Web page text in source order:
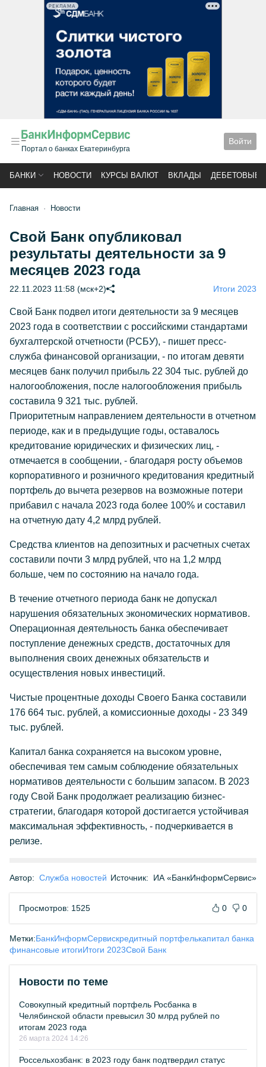
РЕКЛАМА
Портал о банках Екатеринбурга
Войти
БАНКИ НОВОСТИ КУРСЫ ВАЛЮТ ВКЛАДЫ ДЕБЕТОВЫЕ
Главная Новости
Свой Банк опубликовал
результаты деятельности за 9
месяцев 2023 года
22.11.2023 11:58 (мск+2) Итоги 2023
Свой Банк подвел итоги деятельности за 9 месяцев
2023 года в соответствии с российскими стандартами
бухгалтерской отчетности (РСБУ), - пишет пресс-
служба финансовой организации, - по итогам девяти
месяцев банк получил прибыль 22 304 тыс. рублей до
налогообложения, после налогообложения прибыль
составила 9 321 тыс. рублей.
Приоритетным направлением деятельности в отчетном
периоде, как и в предыдущие годы, оставалось
кредитование юридических и физических лиц, -
отмечается в сообщении, - благодаря росту объемов
корпоративного и розничного кредитования кредитный
портфель до вычета резервов на возможные потери
прибавил с начала 2023 года более 100% и составил
на отчетную дату 4,2 млрд рублей.
Средства клиентов на депозитных и расчетных счетах
составили почти 3 млрд рублей, что на 1,2 млрд
больше, чем по состоянию на начало года.
В течение отчетного периода банк не допускал
нарушения обязательных экономических нормативов.
Операционная деятельность банка обеспечивает
поступление денежных средств, достаточных для
выполнения своих денежных обязательств и
осуществления новых инвестиций.
Чистые процентные доходы Своего Банка составили
176 664 тыс. рублей, а комиссионные доходы - 23 349
тыс. рублей.
Капитал банка сохраняется на высоком уровне,
обеспечивая тем самым соблюдение обязательных
нормативов деятельности с большим запасом. В 2023
году Свой Банк продолжает реализацию бизнес-
стратегии, благодаря которой достигается устойчивая
максимальная эффективность, - подчеркивается в
релизе.
Автор: Служба новостей Источник: ИА «БанкИнформСервис»
Просмотров: 1525 0 0
Метки:БанкИнформСервискредитный портфелькапитал банка
финансовые итогиИтоги 2023Свой Банк
Новости по теме
Совокупный кредитный портфель Росбанка в
Челябинской области превысил 30 млрд рублей по
итогам 2023 года
26 марта 2024 14:26
Россельхозбанк: в 2023 году банк подтвердил статус